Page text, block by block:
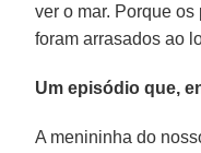
ver o mar. Porque
foram arrasados ​​ao
Um episódio que,
A menininha do